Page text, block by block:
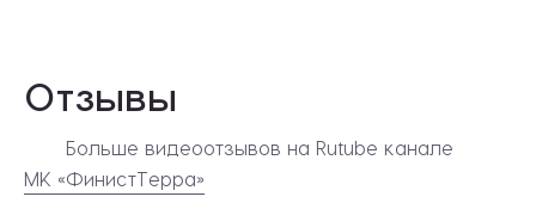
Отзывы
Больше видеоотзывов на Rutube канале
МК «ФинистТерра»